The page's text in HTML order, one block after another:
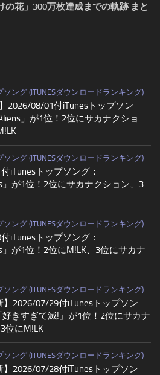
の花」300万枚達成までの軌跡 まと
ソング (ITUNESダウンロードランキング)
】2026/08/01付iTunesトップソン
」が1位！2位にサカナクショ
ソング (ITUNESダウンロードランキング)
iTunesトップソング：
」が1位！2位にサカナクション、3
ソング (ITUNESダウンロードランキング)
iTunesトップソング：
」が1位！2位にM!LK、3位にサカナ
ソング (ITUNESダウンロードランキング)
】2026/07/29付iTunesトップソン
好きすぎて滅!」が1位！2位にサカナ
位にM!LK
ソング (ITUNESダウンロードランキング)
】2026/07/28付iTunesトップソン